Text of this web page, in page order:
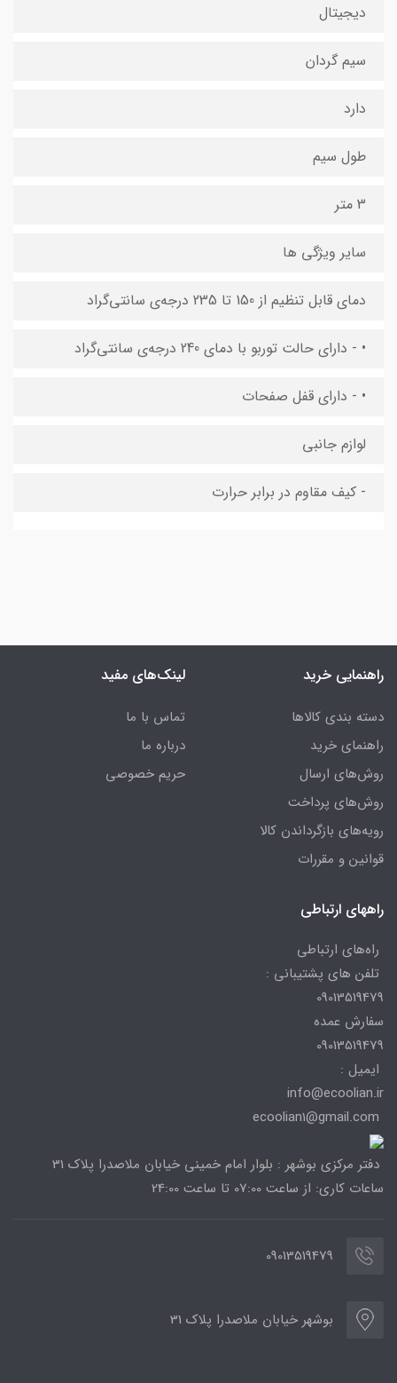
دیجیتال
سیم گردان
دارد
طول سیم
3 متر
سایر ویژگی ها
دمای قابل تنظیم از 150 تا 235 درجه‌ی سانتی‌گراد
• - دارای حالت توربو با دمای 240 درجه‌ی سانتی‌گراد
• - دارای قفل صفحات
لوازم جانبی
- کیف مقاوم در برابر حرارت
راهنمایی خرید
دسته بندی کالاها
راهنمای خرید
روش‌های ارسال
روش‌های پرداخت
رویه‌های بازگرداندن کالا
قوانین و مقررات
لینک‌های مفید
تماس با ما
درباره ما
حریم خصوصی
راههای ارتباطی
راه‌های ارتباطی
تلفن های پشتیبانی :
09013519479
سفارش عمده
09013519479
ایمیل :
info@ecoolian.ir
دفتر مرکزی بوشهر : بلوار امام خمینی خیابان ملاصدرا پلاک 31
ساعات کاری: از ساعت 07:00 تا ساعت 24:00
09013519479
بوشهر خیابان ملاصدرا پلاک 31